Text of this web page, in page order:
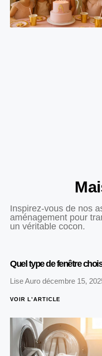
Inspirez-vous de nos
aménagement pour
un véritable cocon.
Quel type de fenêtre
Lise Auro décembre 15,
VOIR L'ARTICLE